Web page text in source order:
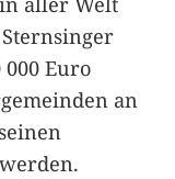
Euro
an